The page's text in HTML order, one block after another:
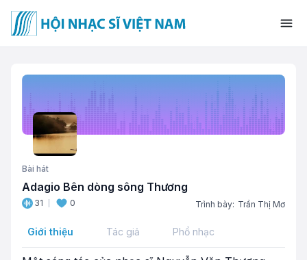
Bài hát
Adagio Bên dòng sông Thương
31 0 Trình bày: Trần Thị Mơ
Giới thiệu Tác giả Phổ nhạc